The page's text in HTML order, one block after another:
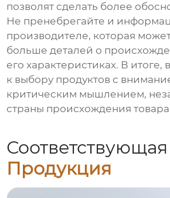
позволят сделать более
Не пренебрегайте и
производителе, которая
больше деталей о
его характеристиках. В итоге,
к выбору продуктов с
критическим мышлением,
страны происхождения
Соответствующая
Продукция